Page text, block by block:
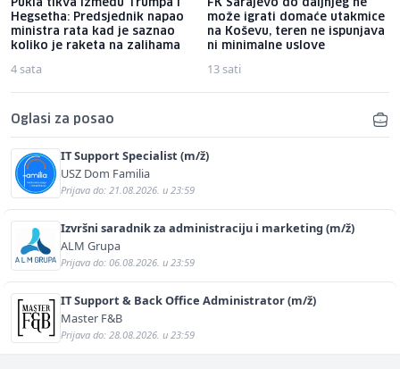
Pukla tikva između Trumpa i
Hegsetha: Predsjednik napao
ministra rata kad je saznao
koliko je raketa na zalihama
4 sata
FK Sarajevo do daljnjeg ne
može igrati domaće utakmice
na Koševu, teren ne ispunjava
ni minimalne uslove
13 sati
Oglasi za posao
IT Support Specialist (m/ž)
USZ Dom Familia
Prijava do: 21.08.2026. u 23:59
Izvršni saradnik za administraciju i marketing (m/ž)
ALM Grupa
Prijava do: 06.08.2026. u 23:59
IT Support & Back Office Administrator (m/ž)
Master F&B
Prijava do: 28.08.2026. u 23:59